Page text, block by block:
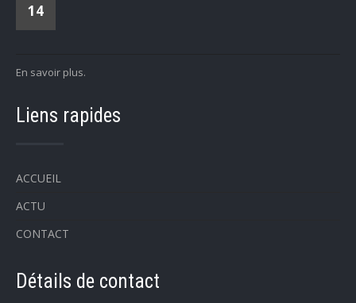
14
En savoir plus.
Liens rapides
ACCUEIL
ACTU
CONTACT
Détails de contact